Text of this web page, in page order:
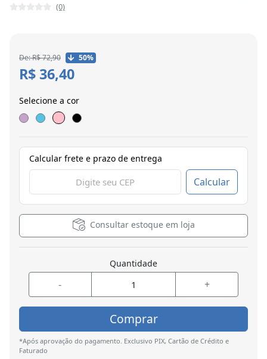
(0)
De: R$ 72,90 50%
R$ 36,40
Selecione a cor
Calcular frete e prazo de entrega
Calcular
Consultar estoque em loja
Quantidade
- +
Comprar
*Após aprovação do pagamento. Exclusivo PIX, Cartão de Crédito e
Faturado